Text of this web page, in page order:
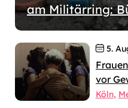
am Militärring:
wochenlang
5.
vor
Köln